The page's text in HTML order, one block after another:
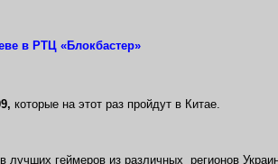
в РТЦ «Блокбастер»
которые на этот раз пройдут в Китае.
геймеров из различных регионов